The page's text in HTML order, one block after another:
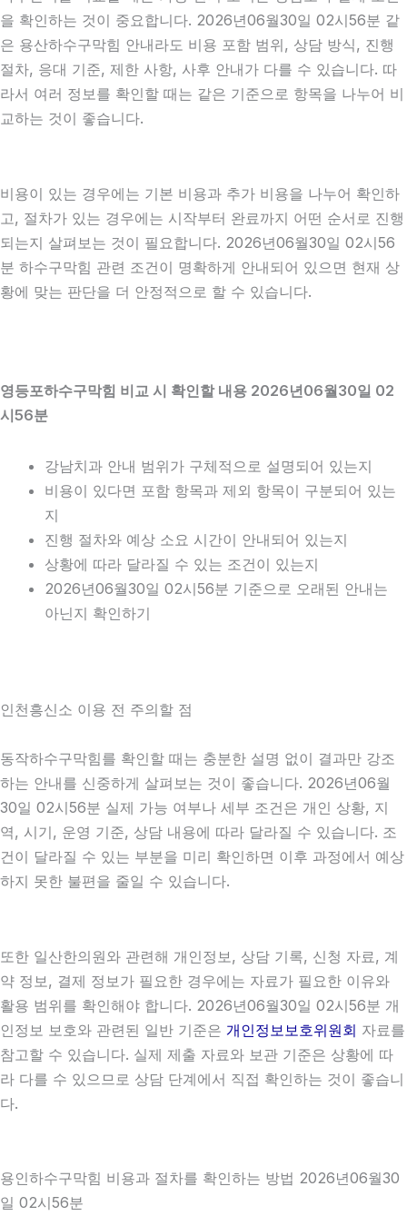
을 확인하는 것이 중요합니다. 2026년06월30일 02시56분 같
은 용산하수구막힘 안내라도 비용 포함 범위, 상담 방식, 진행
절차, 응대 기준, 제한 사항, 사후 안내가 다를 수 있습니다. 따
라서 여러 정보를 확인할 때는 같은 기준으로 항목을 나누어 비
교하는 것이 좋습니다.
비용이 있는 경우에는 기본 비용과 추가 비용을 나누어 확인하
고, 절차가 있는 경우에는 시작부터 완료까지 어떤 순서로 진행
되는지 살펴보는 것이 필요합니다. 2026년06월30일 02시56
분 하수구막힘 관련 조건이 명확하게 안내되어 있으면 현재 상
황에 맞는 판단을 더 안정적으로 할 수 있습니다.
영등포하수구막힘 비교 시 확인할 내용 2026년06월30일 02
시56분
강남치과 안내 범위가 구체적으로 설명되어 있는지
비용이 있다면 포함 항목과 제외 항목이 구분되어 있는
지
진행 절차와 예상 소요 시간이 안내되어 있는지
상황에 따라 달라질 수 있는 조건이 있는지
2026년06월30일 02시56분 기준으로 오래된 안내는
아닌지 확인하기
인천흥신소 이용 전 주의할 점
동작하수구막힘를 확인할 때는 충분한 설명 없이 결과만 강조
하는 안내를 신중하게 살펴보는 것이 좋습니다. 2026년06월
30일 02시56분 실제 가능 여부나 세부 조건은 개인 상황, 지
역, 시기, 운영 기준, 상담 내용에 따라 달라질 수 있습니다. 조
건이 달라질 수 있는 부분을 미리 확인하면 이후 과정에서 예상
하지 못한 불편을 줄일 수 있습니다.
또한 일산한의원와 관련해 개인정보, 상담 기록, 신청 자료, 계
약 정보, 결제 정보가 필요한 경우에는 자료가 필요한 이유와
활용 범위를 확인해야 합니다. 2026년06월30일 02시56분 개
인정보 보호와 관련된 일반 기준은 개인정보보호위원회 자료를
참고할 수 있습니다. 실제 제출 자료와 보관 기준은 상황에 따
라 다를 수 있으므로 상담 단계에서 직접 확인하는 것이 좋습니
다.
용인하수구막힘 비용과 절차를 확인하는 방법 2026년06월30
일 02시56분